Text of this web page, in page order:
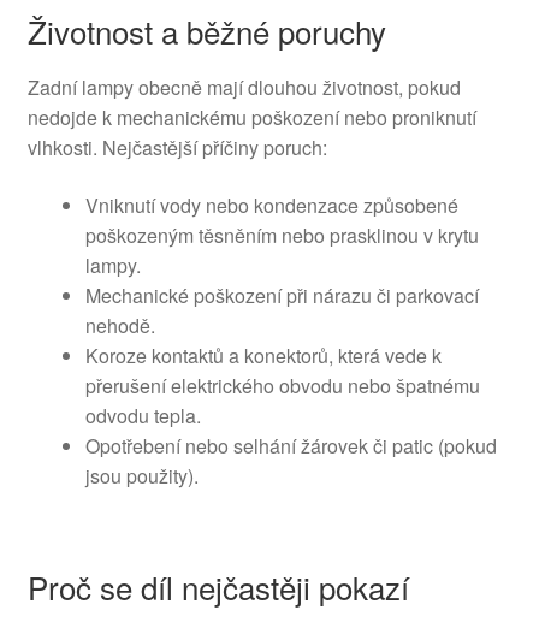
Životnost a běžné poruchy
Zadní lampy obecně mají dlouhou životnost, pokud
nedojde k mechanickému poškození nebo proniknutí
vlhkosti. Nejčastější příčiny poruch:
Vniknutí vody nebo kondenzace způsobené
poškozeným těsněním nebo prasklinou v krytu
lampy.
Mechanické poškození při nárazu či parkovací
nehodě.
Koroze kontaktů a konektorů, která vede k
přerušení elektrického obvodu nebo špatnému
odvodu tepla.
Opotřebení nebo selhání žárovek či patic (pokud
jsou použity).
Proč se díl nejčastěji pokazí